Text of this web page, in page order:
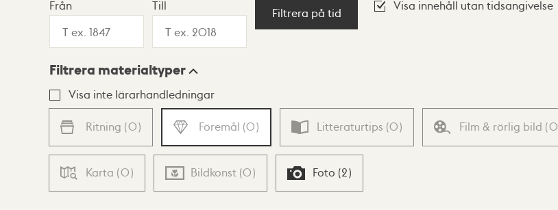
Visningsläge
Lista Karta
Från Till
Filtrera på tid
Visa innehåll utan tidsangivelse
Filtrera materialtyper
Visa inte lärarhandledningar
Ritning (0) Föremål (0) Litteraturtips (0) Film & rörlig bild (0
Karta (0) Bildkonst (0) Foto (2)